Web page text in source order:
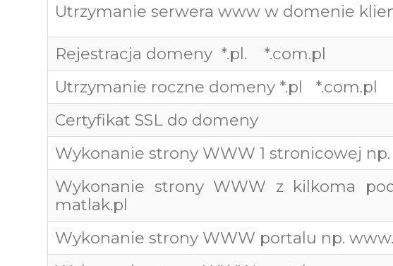
Utrzymanie serwera www w domenie
Rejestracja domeny *.pl. *.com.pl
Utrzymanie roczne domeny *.pl *.com.pl
Certyfikat SSL do domeny
Wykonanie strony WWW 1 stronicowej
Wykonanie strony WWW z kilkoma
matlak.pl
Wykonanie strony WWW portalu np.